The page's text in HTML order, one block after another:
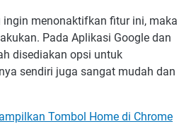
ingin menonaktifkan fitur ini, maka
Pada Aplikasi Google dan
disediakan opsi untuk
sendiri juga sangat mudah dan
Tombol Home di Chrome